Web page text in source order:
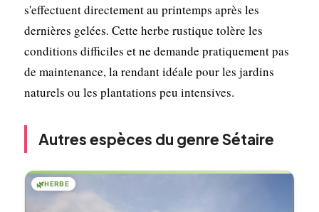
s'effectuent directement au printemps après les
dernières gelées. Cette herbe rustique tolère les
conditions difficiles et ne demande pratiquement pas
de maintenance, la rendant idéale pour les jardins
naturels ou les plantations peu intensives.
Autres espèces du genre Sétaire
🌿HERBE